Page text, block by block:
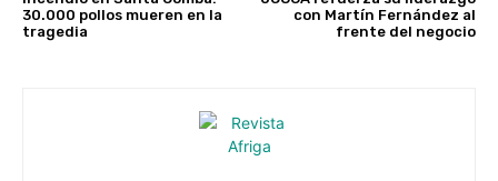
30.000 pollos mueren en la
tragedia
con Martín Fernández al
frente del negocio